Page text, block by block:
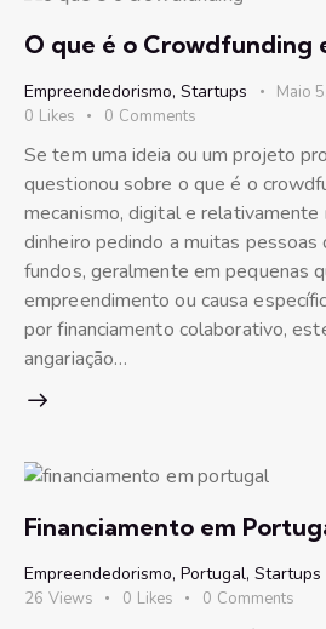
O que é o Crowdfunding
Empreendedorismo, Startups Maio
0 Likes 0 Comments
Se tem uma ideia ou um projeto
questionou sobre o que é o
mecanismo, digital e relativamente
dinheiro pedindo a muitas pessoas
fundos, geralmente em pequenas
empreendimento ou causa
por financiamento colaborativo,
angariação…
Financiamento em
Empreendedorismo, Portugal, Startups
26 Views 0 Likes 0 Comments